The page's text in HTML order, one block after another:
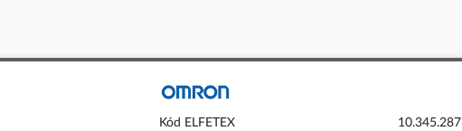
Kód ELFETEX
10.345.287